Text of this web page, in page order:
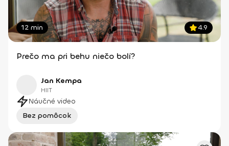
12 min 4.9
Prečo ma pri behu niečo bolí?
Jan Kempa
HIIT
Náučné video
Bez pomôcok